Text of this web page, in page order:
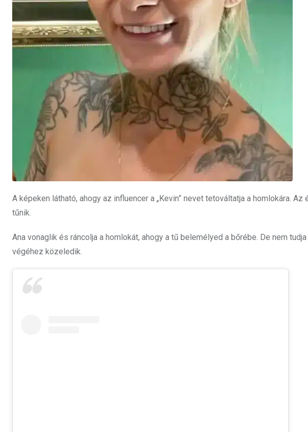
A képeken látható, ahogy az influencer a „Kevin” nevet tetováltatja a homlokára.
tűnik.
Ana vonaglik és ráncolja a homlokát, ahogy a tű belemélyed a bőrébe. De nem
végéhez közeledik.